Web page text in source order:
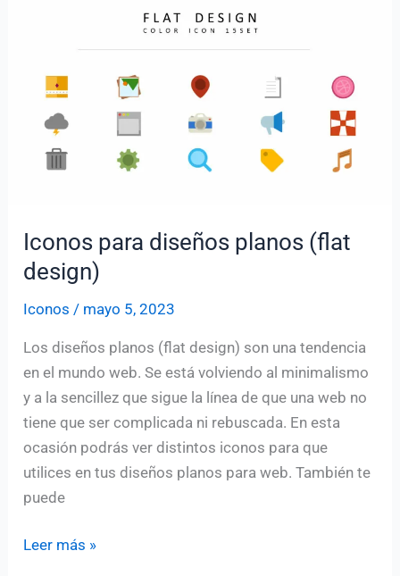
Iconos para diseños planos (flat
design)
Iconos / mayo 5, 2023
Los diseños planos (flat design) son una tendencia
en el mundo web. Se está volviendo al minimalismo
y a la sencillez que sigue la línea de que una web no
tiene que ser complicada ni rebuscada. En esta
ocasión podrás ver distintos iconos para que
utilices en tus diseños planos para web. También te
puede
Iconos
Leer más »